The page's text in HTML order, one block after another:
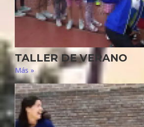
TALLER DE VERANO
Más »